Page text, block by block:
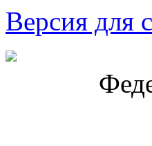
Версия для